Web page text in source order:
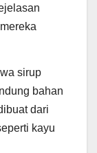
sirup
bahan
dari
kayu